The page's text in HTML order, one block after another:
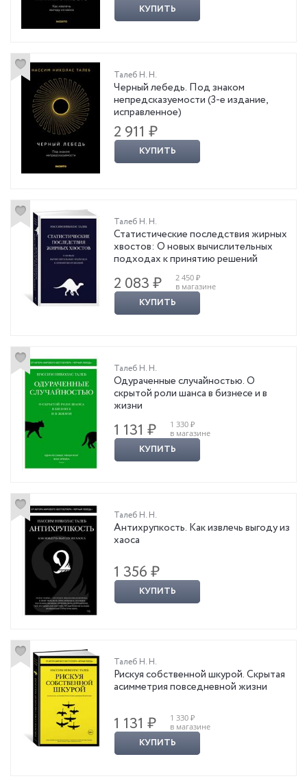
КУПИТЬ
Талеб Н. Н.
Черный лебедь. Под знаком
непредсказуемости (3-е издание,
исправленное)
2 911 ₽
КУПИТЬ
Талеб Н. Н.
Статистические последствия жирных
хвостов: О новых вычислительных
подходах к принятию решений
2 083 ₽
2 450 ₽
в магазине
КУПИТЬ
Талеб Н. Н.
Одураченные случайностью. О
скрытой роли шанса в бизнесе и в
жизни
1 131 ₽
1 330 ₽
в магазине
КУПИТЬ
Талеб Н. Н.
Антихрупкость. Как извлечь выгоду из
хаоса
1 356 ₽
КУПИТЬ
Талеб Н. Н.
Рискуя собственной шкурой. Скрытая
асимметрия повседневной жизни
1 131 ₽
1 330 ₽
в магазине
КУПИТЬ